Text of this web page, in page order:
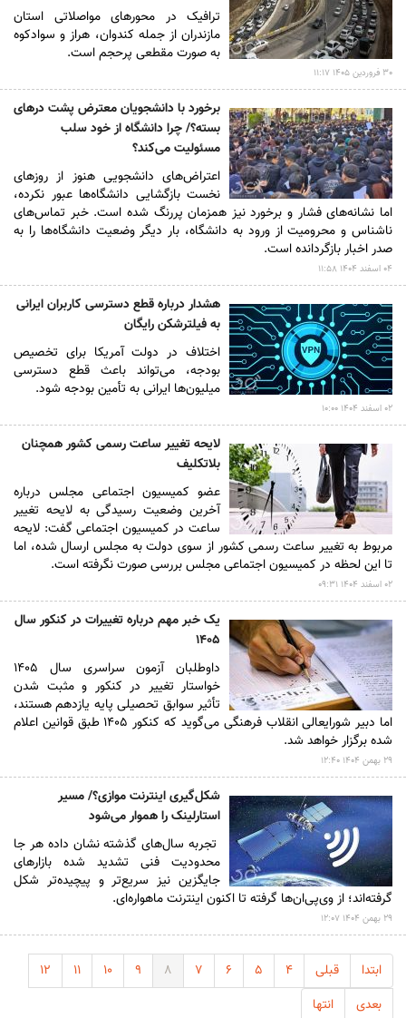
ترافیک در محور‌های مواصلاتی استان
مازندران از جمله کندوان، هراز و سوادکوه
به صورت مقطعی پرحجم است.
۳۰ فروردين ۱۴۰۵ ۱۱:۱۷
برخورد با دانشجویان معترض پشت درهای
بسته؟/ چرا دانشگاه از خود سلب
مسئولیت می‌کند؟
اعتراض‌های دانشجویی هنوز از روزهای
نخست بازگشایی دانشگاه‌ها عبور نکرده،
اما نشانه‌های فشار و برخورد نیز همزمان پررنگ شده است. خبر تماس‌های
ناشناس و محرومیت از ورود به دانشگاه، بار دیگر وضعیت دانشگاه‌ها را به
صدر اخبار بازگردانده است.
۰۴ اسفند ۱۴۰۴ ۱۱:۵۸
هشدار درباره قطع دسترسی کاربران ایرانی
به فیلترشکن رایگان
اختلاف در دولت آمریکا برای تخصیص
بودجه، می‌تواند باعث قطع دسترسی
میلیون‌ها ایرانی به تأمین بودجه شود.
۰۲ اسفند ۱۴۰۴ ۱۰:۰۰
لایحه تغییر ساعت رسمی کشور همچنان
بلاتکلیف
عضو کمیسیون اجتماعی مجلس درباره
آخرین وضعیت رسیدگی به لایحه تغییر
ساعت در کمیسیون اجتماعی گفت: لایحه
مربوط به تغییر ساعت رسمی کشور از سوی دولت به مجلس ارسال شده، اما
تا این لحظه در کمیسیون اجتماعی مجلس بررسی صورت نگرفته است.
۰۲ اسفند ۱۴۰۴ ۰۹:۳۱
یک خبر مهم درباره تغییرات در کنکور سال
۱۴۰۵
داوطلبان آزمون سراسری سال ۱۴۰۵
خواستار تغییر در کنکور و مثبت شدن
تأثیر سوابق تحصیلی پایه یازدهم هستند،
اما دبیر شورایعالی انقلاب فرهنگی می‌گوید که کنکور ۱۴۰۵ طبق قوانین اعلام
شده برگزار خواهد شد.
۲۹ بهمن ۱۴۰۴ ۱۲:۴۰
شکل‌گیری اینترنت موازی؟/ مسیر
استارلینک را هموار می‌شود
تجربه سال‌های گذشته نشان داده هر جا
محدودیت فنی تشدید شده بازارهای
جایگزین نیز سریع‌تر و پیچیده‌تر شکل
گرفته‌اند؛ از وی‌پی‌ان‌ها گرفته تا اکنون اینترنت ماهواره‌ای.
۲۹ بهمن ۱۴۰۴ ۱۲:۰۷
ابتدا قبلی ۴ ۵ ۶ ۷ ۸ ۹ ۱۰ ۱۱
۱۲
بعدی
انتها